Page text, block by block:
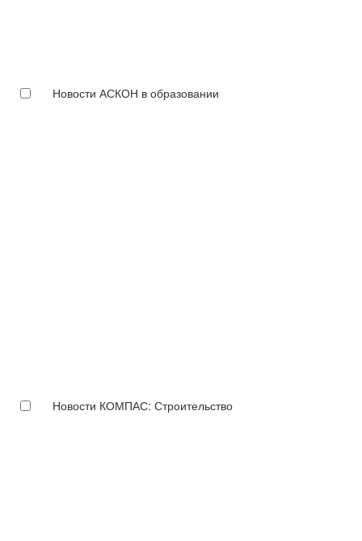
Новости АСКОН в образовании
Новости КОМПАС: Строительство